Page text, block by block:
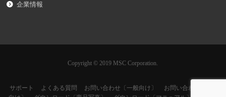
企業情報
Copyright © 2019 MSC Corporation.
サポート よくある質問 お問い合わせ〔一般向け〕
お問い合わせ〔法人